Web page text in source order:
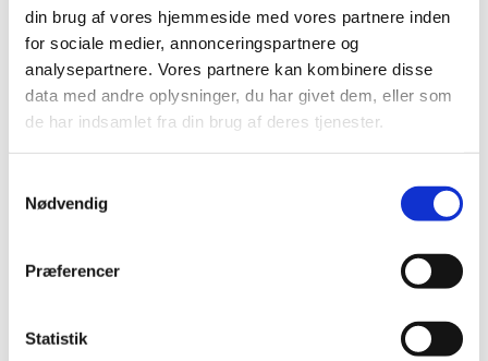
din brug af vores hjemmeside med vores partnere inden
for sociale medier, annonceringspartnere og
analysepartnere. Vores partnere kan kombinere disse
data med andre oplysninger, du har givet dem, eller som
de har indsamlet fra din brug af deres tjenester.
Nødvendig
Præferencer
Statistik
Vælg duka flexslange isoleret til
sund ventilation
Hvilket netværk bruger Duka og
hvilken styring er bedst
Hvem ejer DUKA og hvad bør du